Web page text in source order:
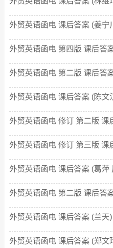
外贸英语函电 课后答案 (姜宁
外贸英语函电 第四版 课后答
外贸英语函电 第二版 课后答
外贸英语函电 课后答案 (陈文
外贸英语函电 修订 第二版 课
外贸英语函电 修订 第三版 课
外贸英语函电 课后答案 (葛萍
外贸英语函电 第二版 课后答
外贸英语函电 课后答案 (兰天)
外贸英语函电 课后答案 (郑文